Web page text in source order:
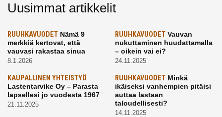
Uusimmat artikkelit
RUUHKAVUODET Nämä 9
merkkiä kertovat, että
vauvasi rakastaa sinua
8.1.2026
RUUHKAVUODETVauvan
nukuttaminen huudattamalla
– oikein vai ei?
24.11.2025
KAUPALLINEN YHTEISTYÖ
Lastentarvike Oy – Parasta
lapsellesi jo vuodesta 1967
21.11.2025
RUUHKAVUODETMinkä
ikäiseksi vanhempien pitäisi
auttaa lastaan
taloudellisesti?
14.11.2025